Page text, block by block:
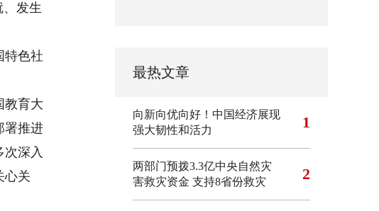
发生
色社
育大
署推进
深入
心关
最热文章
向新向优向好！中国经济展现
强大韧性和活力
1
两部门预拨3.3亿中央自然灾
害救灾资金 支持8省份救灾
2